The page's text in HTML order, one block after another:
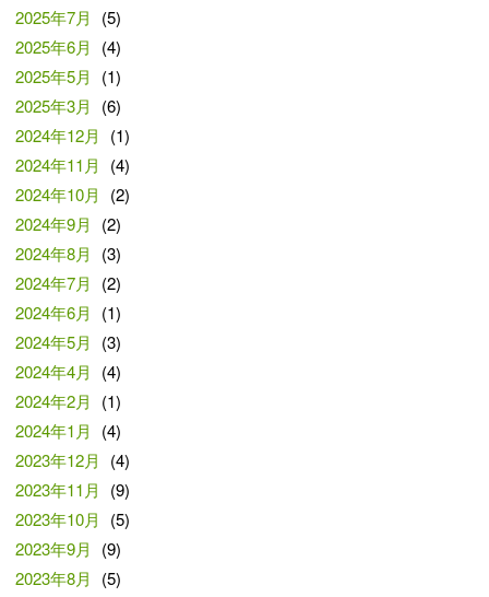
2025年7月
(5)
2025年6月
(4)
2025年5月
(1)
2025年3月
(6)
2024年12月
(1)
2024年11月
(4)
2024年10月
(2)
2024年9月
(2)
2024年8月
(3)
2024年7月
(2)
2024年6月
(1)
2024年5月
(3)
2024年4月
(4)
2024年2月
(1)
2024年1月
(4)
2023年12月
(4)
2023年11月
(9)
2023年10月
(5)
2023年9月
(9)
2023年8月
(5)